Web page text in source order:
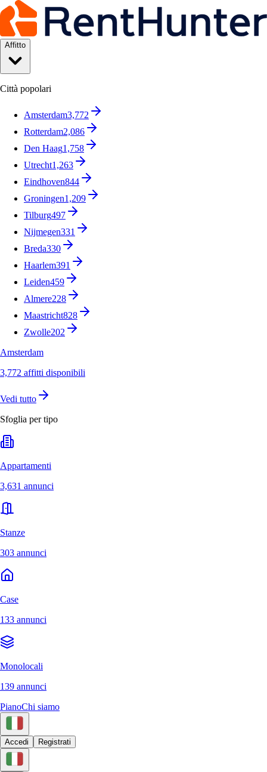
Affitto
Città popolari
Amsterdam3,772
Rotterdam2,086
Den Haag1,758
Utrecht1,263
Eindhoven844
Groningen1,209
Tilburg497
Nijmegen331
Breda330
Haarlem391
Leiden459
Almere228
Maastricht828
Zwolle202
Amsterdam
3,772 affitti disponibili
Vedi tutto
Sfoglia per tipo
Appartamenti
3,631 annunci
Stanze
303 annunci
Case
133 annunci
Monolocali
139 annunci
PianoChi siamo
Accedi Registrati